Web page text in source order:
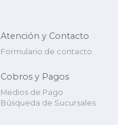
Atención y Contacto
Formulario de contacto
Cobros y Pagos
Medios de Pago
Búsqueda de Sucursales